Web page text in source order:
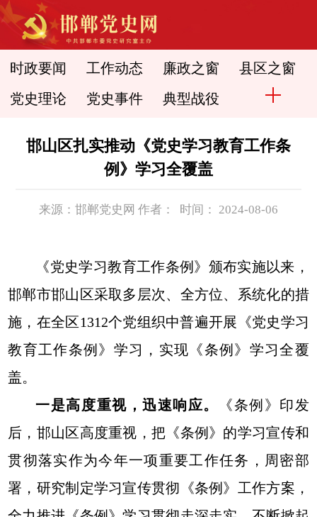
时政要闻 工作动态 廉政之窗 县区之窗
党史理论 党史事件 典型战役
邯山区扎实推动《党史学习教育工作条
例》学习全覆盖
来源：邯郸党史网 作者： 时间： 2024-08-06
《党史学习教育工作条例》颁布实施以来，
邯郸市邯山区采取多层次、全方位、系统化的措
施，在全区1312个党组织中普遍开展《党史学习
教育工作条例》学习，实现《条例》学习全覆
盖。
一是高度重视，迅速响应。
《条例》印发
后，邯山区高度重视，把《条例》的学习宣传和
贯彻落实作为今年一项重要工作任务，周密部
署，研究制定学习宣传贯彻《条例》工作方案，